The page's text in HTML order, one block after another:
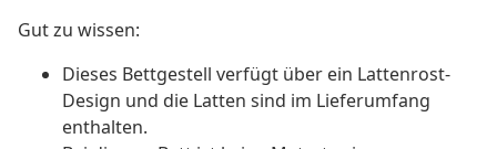
Gut zu wissen:
Dieses Bettgestell verfügt über ein Lattenrost-
Design und die Latten sind im Lieferumfang
enthalten.